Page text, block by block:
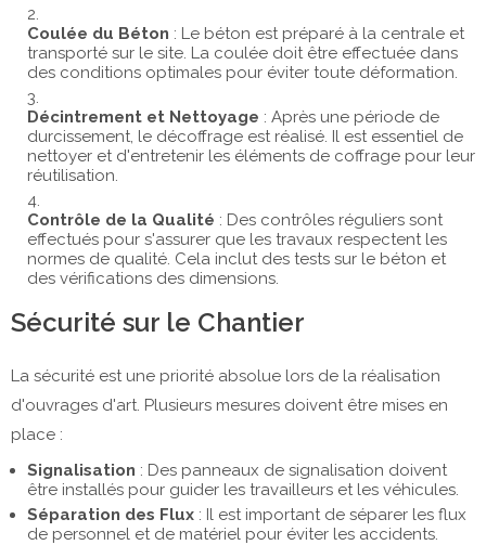
Coulée du Béton : Le béton est préparé à la centrale et
transporté sur le site. La coulée doit être effectuée dans
des conditions optimales pour éviter toute déformation.
Décintrement et Nettoyage : Après une période de
durcissement, le décoffrage est réalisé. Il est essentiel de
nettoyer et d'entretenir les éléments de coffrage pour leur
réutilisation.
Contrôle de la Qualité : Des contrôles réguliers sont
effectués pour s'assurer que les travaux respectent les
normes de qualité. Cela inclut des tests sur le béton et
des vérifications des dimensions.
Sécurité sur le Chantier
La sécurité est une priorité absolue lors de la réalisation
d'ouvrages d'art. Plusieurs mesures doivent être mises en
place :
Signalisation : Des panneaux de signalisation doivent
être installés pour guider les travailleurs et les véhicules.
Séparation des Flux : Il est important de séparer les flux
de personnel et de matériel pour éviter les accidents.